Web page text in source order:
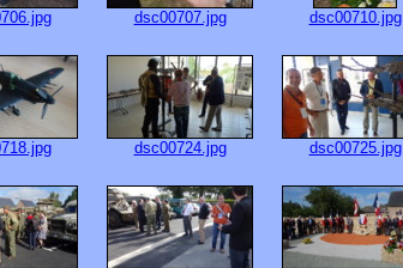
dsc00707.jpg dsc00710.jpg
dsc00724.jpg dsc00725.jpg